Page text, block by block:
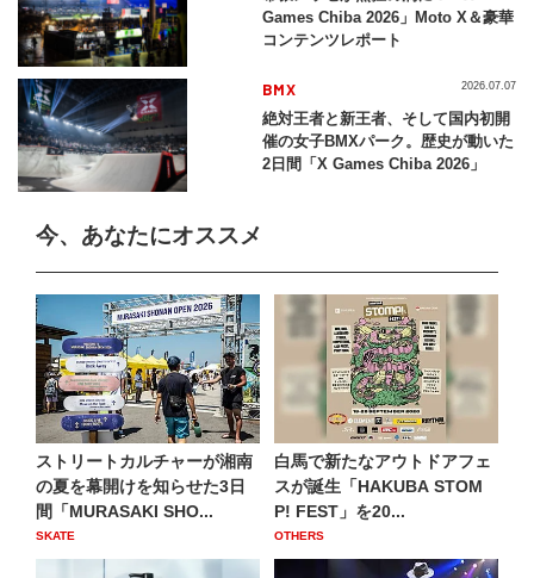
Games Chiba 2026」Moto X＆豪華
コンテンツレポート
BMX
絶対王者と新王者、そして国内初開
催の女子BMXパーク。歴史が動いた
2日間「X Games Chiba 2026」
2026.07.07
今、あなたにオススメ
ストリートカルチャーが湘南
の夏を幕開けを知らせた3日
間「MURASAKI SHO...
SKATE
白馬で新たなアウトドアフェ
スが誕生「HAKUBA STOM
P! FEST」を20...
OTHERS